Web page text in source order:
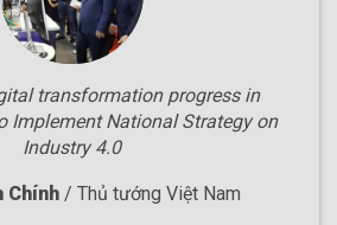
transformation progress in
Implement National Strategy on
Industry 4.0
Chính / Thủ tướng Việt Nam